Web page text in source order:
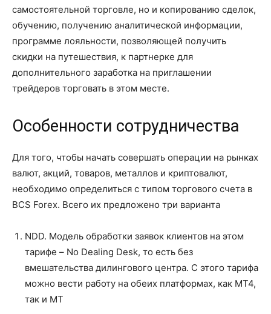
самостоятельной торговле, но и копированию сделок,
обучению, получению аналитической информации,
программе лояльности, позволяющей получить
скидки на путешествия, к партнерке для
дополнительного заработка на приглашении
трейдеров торговать в этом месте.
Особенности сотрудничества
Для того, чтобы начать совершать операции на рынках
валют, акций, товаров, металлов и криптовалют,
необходимо определиться с типом торгового счета в
BCS Forex. Всего их предложено три варианта
NDD. Модель обработки заявок клиентов на этом
тарифе – No Dealing Desk, то есть без
вмешательства дилингового центра. С этого тарифа
можно вести работу на обеих платформах, как MT4,
так и MT